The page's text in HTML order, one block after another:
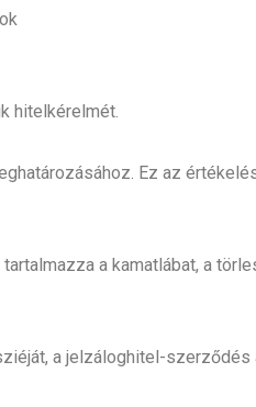
hitelkérelmét.
Ez az
a kamatlábat, a
a jelzáloghitel-szerződés